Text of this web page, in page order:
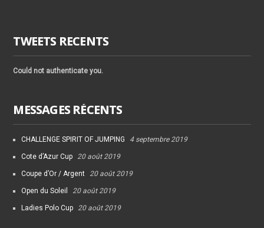
TWEETS RECENTS
Could not authenticate you.
MESSAGES RÉCENTS
CHALLENGE SPIRIT OF JUMPING 4 septembre 2019
Cote d’Azur Cup 20 août 2019
Coupe d’Or / Argent 20 août 2019
Open du Soleil 20 août 2019
Ladies Polo Cup 20 août 2019